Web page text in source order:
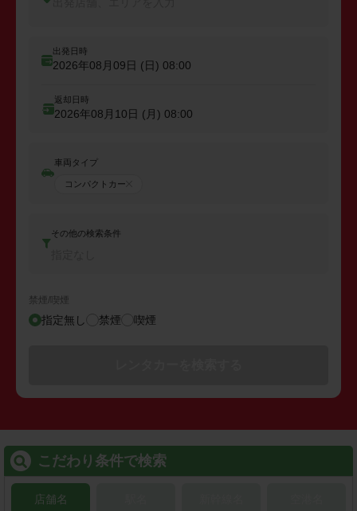
出発日時
2026年08月09日 (日) 08:00
返却日時
2026年08月10日 (月) 08:00
車両タイプ
コンパクトカー
その他の検索条件
禁煙/喫煙
指定無し 禁煙 喫煙
こだわり条件で検索
店舗名